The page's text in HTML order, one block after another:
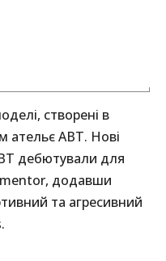
створені в
ательє ABT. Нові
дебютували для
додавши
та агресивний